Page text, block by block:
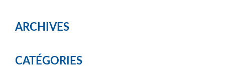
ARCHIVES
CATÉGORIES